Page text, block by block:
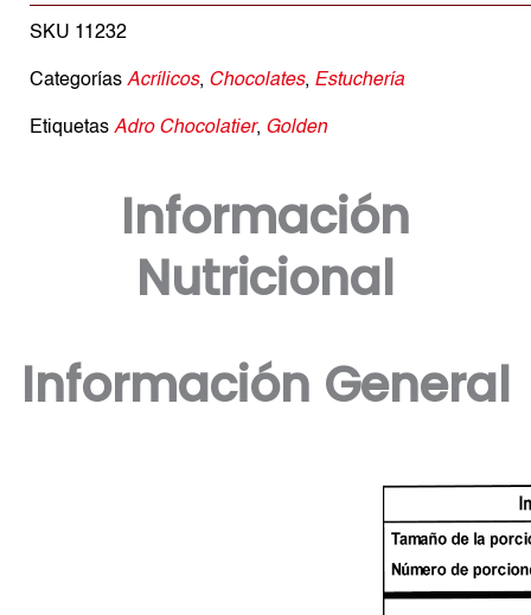
SKU 11232
Categorías Acrílicos, Chocolates, Estuchería
Etiquetas Adro Chocolatier, Golden
Información
Nutricional
Información General